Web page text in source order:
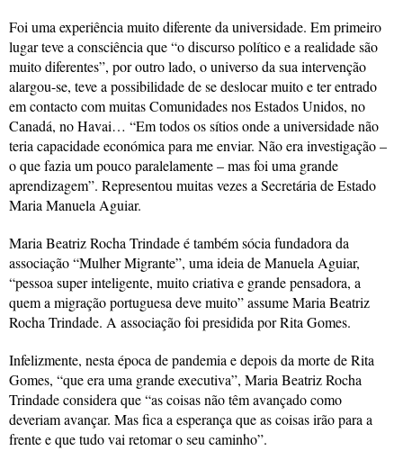
Foi uma experiência muito diferente da universidade. Em primeiro
lugar teve a consciência que “o discurso político e a realidade são
muito diferentes”, por outro lado, o universo da sua intervenção
alargou-se, teve a possibilidade de se deslocar muito e ter entrado
em contacto com muitas Comunidades nos Estados Unidos, no
Canadá, no Havai… “Em todos os sítios onde a universidade não
teria capacidade económica para me enviar. Não era investigação –
o que fazia um pouco paralelamente – mas foi uma grande
aprendizagem”. Representou muitas vezes a Secretária de Estado
Maria Manuela Aguiar.
Maria Beatriz Rocha Trindade é também sócia fundadora da
associação “Mulher Migrante”, uma ideia de Manuela Aguiar,
“pessoa super inteligente, muito criativa e grande pensadora, a
quem a migração portuguesa deve muito” assume Maria Beatriz
Rocha Trindade. A associação foi presidida por Rita Gomes.
Infelizmente, nesta época de pandemia e depois da morte de Rita
Gomes, “que era uma grande executiva”, Maria Beatriz Rocha
Trindade considera que “as coisas não têm avançado como
deveriam avançar. Mas fica a esperança que as coisas irão para a
frente e que tudo vai retomar o seu caminho”.